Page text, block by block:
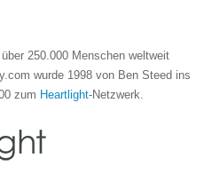
250.000 Menschen weltweit
wurde 1998 von Ben Steed ins
zum Heartlight-Netzwerk.